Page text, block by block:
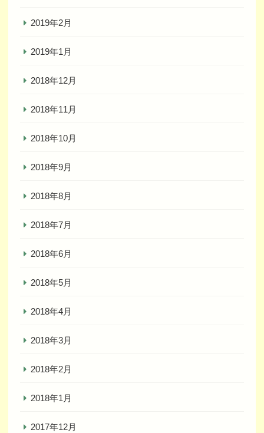
2019年2月
2019年1月
2018年12月
2018年11月
2018年10月
2018年9月
2018年8月
2018年7月
2018年6月
2018年5月
2018年4月
2018年3月
2018年2月
2018年1月
2017年12月